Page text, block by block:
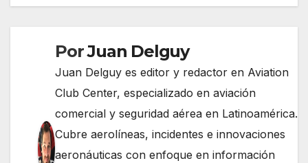
PorJuan Delguy
Juan Delguy es editor y redactor en Aviation
Club Center, especializado en aviación
comercial y seguridad aérea en Latinoamérica.
Cubre aerolíneas, incidentes e innovaciones
aeronáuticas con enfoque en información